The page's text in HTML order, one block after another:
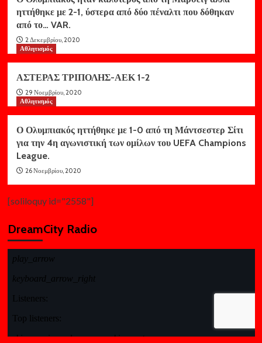
ηττήθηκε με 2-1, ύστερα από δύο πέναλτι που δόθηκαν
από το… VAR.
2 Δεκεμβρίου, 2020
Αθλητισμός
ΑΣΤΕΡΑΣ ΤΡΙΠΟΛΗΣ-ΑΕΚ 1-2
29 Νοεμβρίου, 2020
Αθλητισμός
Ο Ολυμπιακός ηττήθηκε με 1-0 από τη Μάντσεστερ Σίτι
για την 4η αγωνιστική των ομίλων του UEFA Champions
League.
26 Νοεμβρίου, 2020
[soliloquy id="2558"]
DreamCity Radio